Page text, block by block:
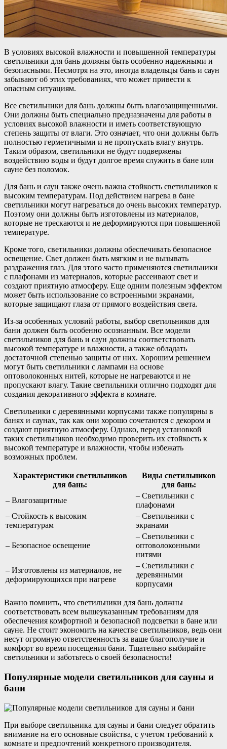
В условиях высокой влажности и повышенной температуры
светильники для бань должны быть особенно надежными и
безопасными. Несмотря на это, иногда владельцы бань и саун
забывают об этих требованиях, что может привести к
опасным ситуациям.
Все светильники для бань должны быть влагозащищенными.
Они должны быть специально предназначены для работы в
условиях высокой влажности и иметь соответствующую
степень защиты от влаги. Это означает, что они должны быть
полностью герметичными и не пропускать влагу внутрь.
Таким образом, светильники не будут подвержены
воздействию воды и будут долгое время служить в бане или
сауне без поломок.
Для бань и саун также очень важна стойкость светильников к
высоким температурам. Под действием нагрева в бане
светильники могут нагреваться до очень высоких температур.
Поэтому они должны быть изготовлены из материалов,
которые не трескаются и не деформируются при повышенной
температуре.
Кроме того, светильники должны обеспечивать безопасное
освещение. Свет должен быть мягким и не вызывать
раздражения глаз. Для этого часто применяются светильники
с плафонами из материалов, которые рассеивают свет и
создают приятную атмосферу. Еще одним полезным эффектом
может быть использование со встроенными экранами,
которые защищают глаза от прямого воздействия света.
Из-за особенных условий работы, выбор светильников для
бани должен быть особенно осознанным. Все модели
светильников для бань и саун должны соответствовать
высокой температуре и влажности, а также обладать
достаточной степенью защиты от них. Хорошим решением
могут быть светильники с лампами на основе
оптоволоконных нитей, которые не нагреваются и не
пропускают влагу. Такие светильники отлично подходят для
создания декоративного эффекта в комнате.
Светильники с деревянными корпусами также популярны в
банях и саунах, так как они хорошо сочетаются с декором и
создают приятную атмосферу. Однако, перед установкой
таких светильников необходимо проверить их стойкость к
высокой температуре и влажности, чтобы избежать
возможных проблем.
Характеристики светильников
для бань:
Виды светильников
для бань:
– Влагозащитные
– Светильники с
плафонами
– Стойкость к высоким
температурам
– Светильники с
экранами
– Безопасное освещение
– Светильники с
оптоволоконными
нитями
– Изготовлены из материалов, не
деформирующихся при нагреве
– Светильники с
деревянными
корпусами
Важно помнить, что светильники для бань должны
соответствовать всем вышеуказанным требованиям для
обеспечения комфортной и безопасной подсветки в бане или
сауне. Не стоит экономить на качестве светильников, ведь они
несут огромную ответственность за ваше благополучие и
комфорт во время посещения бани. Тщательно выбирайте
светильники и заботьтесь о своей безопасности!
Популярные модели светильников для сауны и
бани
При выборе светильника для сауны и бани следует обратить
внимание на его основные свойства, с учетом требований к
комнате и предпочтений конкретного производителя.